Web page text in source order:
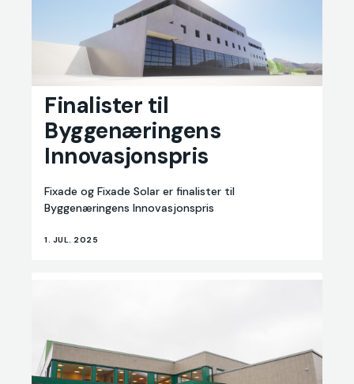
Finalister
Byggenæringens
Innovasjonspris
Finalister til
Byggenæringens
Innovasjonspris
Fixade og Fixade Solar er finalister til
Byggenæringens Innovasjonspris
1. JUL. 2025